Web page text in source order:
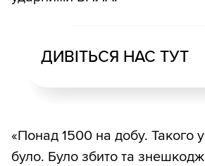
ДИВІТЬСЯ НАС ТУТ
«Понад 1500 на добу. Такого
було. Було збито та